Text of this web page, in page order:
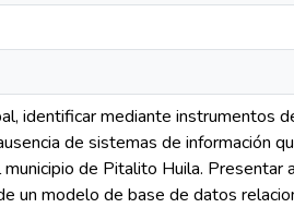
identificar mediante instrumentos
de sistemas de información
de Pitalito Huila.
un modelo de base de datos